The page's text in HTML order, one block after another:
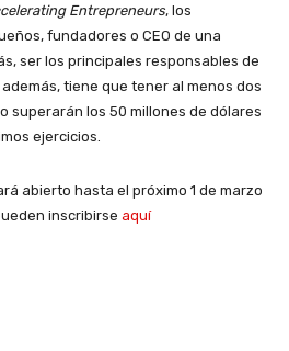
Entrepreneurs, los
fundadores o CEO de una
ser los principales responsables de
tiene que tener al menos dos
superarán los 50 millones de dólares
ejercicios.
abierto hasta el próximo 1 de marzo
inscribirse aquí